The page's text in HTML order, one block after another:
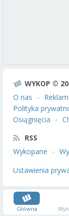
WYKOP ©
O nas
Polityka
Osiągnięcia
RSS
Wykopane
Ustawienia
Główna